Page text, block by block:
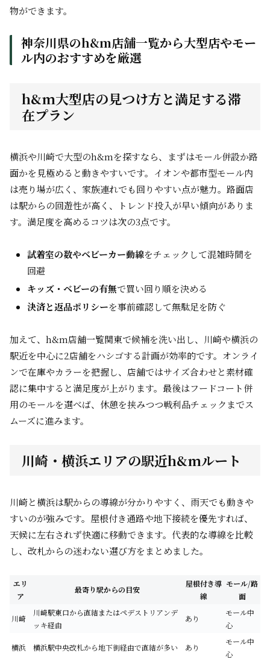
物ができます。
神奈川県のh&m店舗一覧から大型店やモー
ル内のおすすめを厳選
h&m大型店の見つけ方と満足する滞
在プラン
横浜や川崎で大型のh&mを探すなら、まずはモール併設か路
面かを見極めると動きやすいです。イオンや都市型モール内
は売り場が広く、家族連れでも回りやすい点が魅力。路面店
は駅からの回遊性が高く、トレンド投入が早い傾向がありま
す。満足度を高めるコツは次の3点です。
試着室の数やベビーカー動線をチェックして混雑時間を
回避
キッズ・ベビーの有無で買い回り順を決める
決済と返品ポリシーを事前確認して無駄足を防ぐ
加えて、h&m店舗一覧関東で候補を洗い出し、川崎や横浜の
駅近を中心に2店舗をハシゴする計画が効率的です。オンライ
ンで在庫やカラーを把握し、店舗ではサイズ合わせと素材確
認に集中すると満足度が上がります。最後はフードコート併
用のモールを選べば、休憩を挟みつつ戦利品チェックまでス
ムーズに進みます。
川崎・横浜エリアの駅近h&mルート
川崎と横浜は駅からの導線が分かりやすく、雨天でも動きや
すいのが強みです。屋根付き通路や地下接続を優先すれば、
天候に左右されず快適に移動できます。代表的な導線を比較
し、改札からの迷わない選び方をまとめました。
エリ
ア
最寄り駅からの目安
屋根付き導
線
モール/路
面
川崎
川崎駅東口から直結またはペデストリアンデ
ッキ経由
あり
モール中
心
横浜 横浜駅中央改札から地下街経由で直結が多い あり
モール中
心